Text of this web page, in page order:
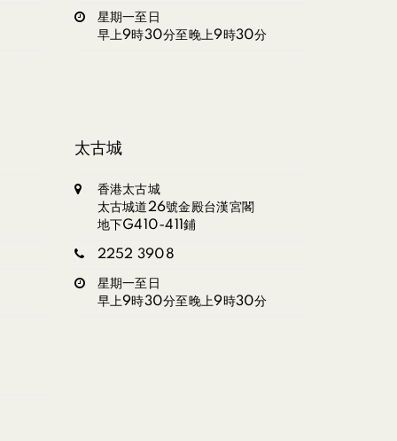
星期一至日
早上9時30分至晚上9時30分
太古城
香港太古城
太古城道26號金殿台漢宮閣
地下G410-411鋪
2252 3908
星期一至日
早上9時30分至晚上9時30分